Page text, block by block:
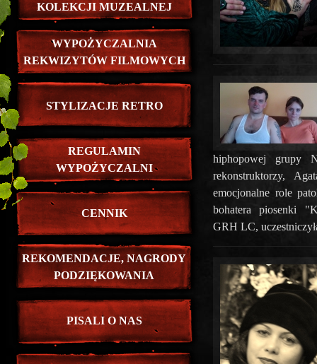
KOLEKCJI MUZEALNEJ
WYPOŻYCZALNIA
REKWIZYTÓW FILMOWYCH
STYLIZACJE RETRO
REGULAMIN
WYPOŻYCZALNI
CENNIK
REKOMENDACJE, NAGRODY
PODZIĘKOWANIA
PISALI O NAS
hiphopowej grupy
rekonstruktorzy,
emocjonalne role
bohatera piosenki
GRH LC,